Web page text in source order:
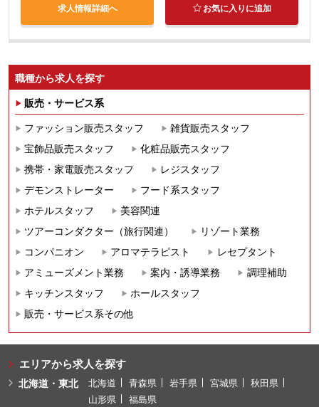
求人情報詳細へ お気に入りに追加
職種から求人を探す
販売・サービス系
ファッション販売スタッフ
雑貨販売スタッフ
宝飾品販売スタッフ
化粧品販売スタッフ
携帯・家電販売スタッフ
レジスタッフ
デモンストレーター
フード系スタッフ
ホテルスタッフ
美容関連
ツアーコンダクター（旅行関連）
リゾート業務
コンパニオン
アロマテラピスト
レセプタント
アミューズメント業務
案内・誘導業務
調理補助
キッチンスタッフ
ホールスタッフ
販売・サービス系その他
エリアから求人を探す
北海道・東北 北海道 青森県 岩手県 宮城県
秋田県
山形県
福島県